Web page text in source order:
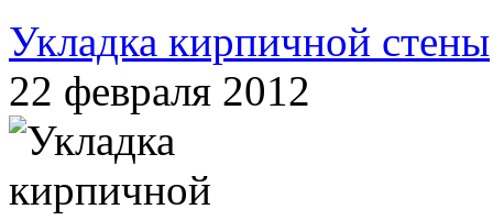
Укладка кирпичной стены
22 февраля 2012